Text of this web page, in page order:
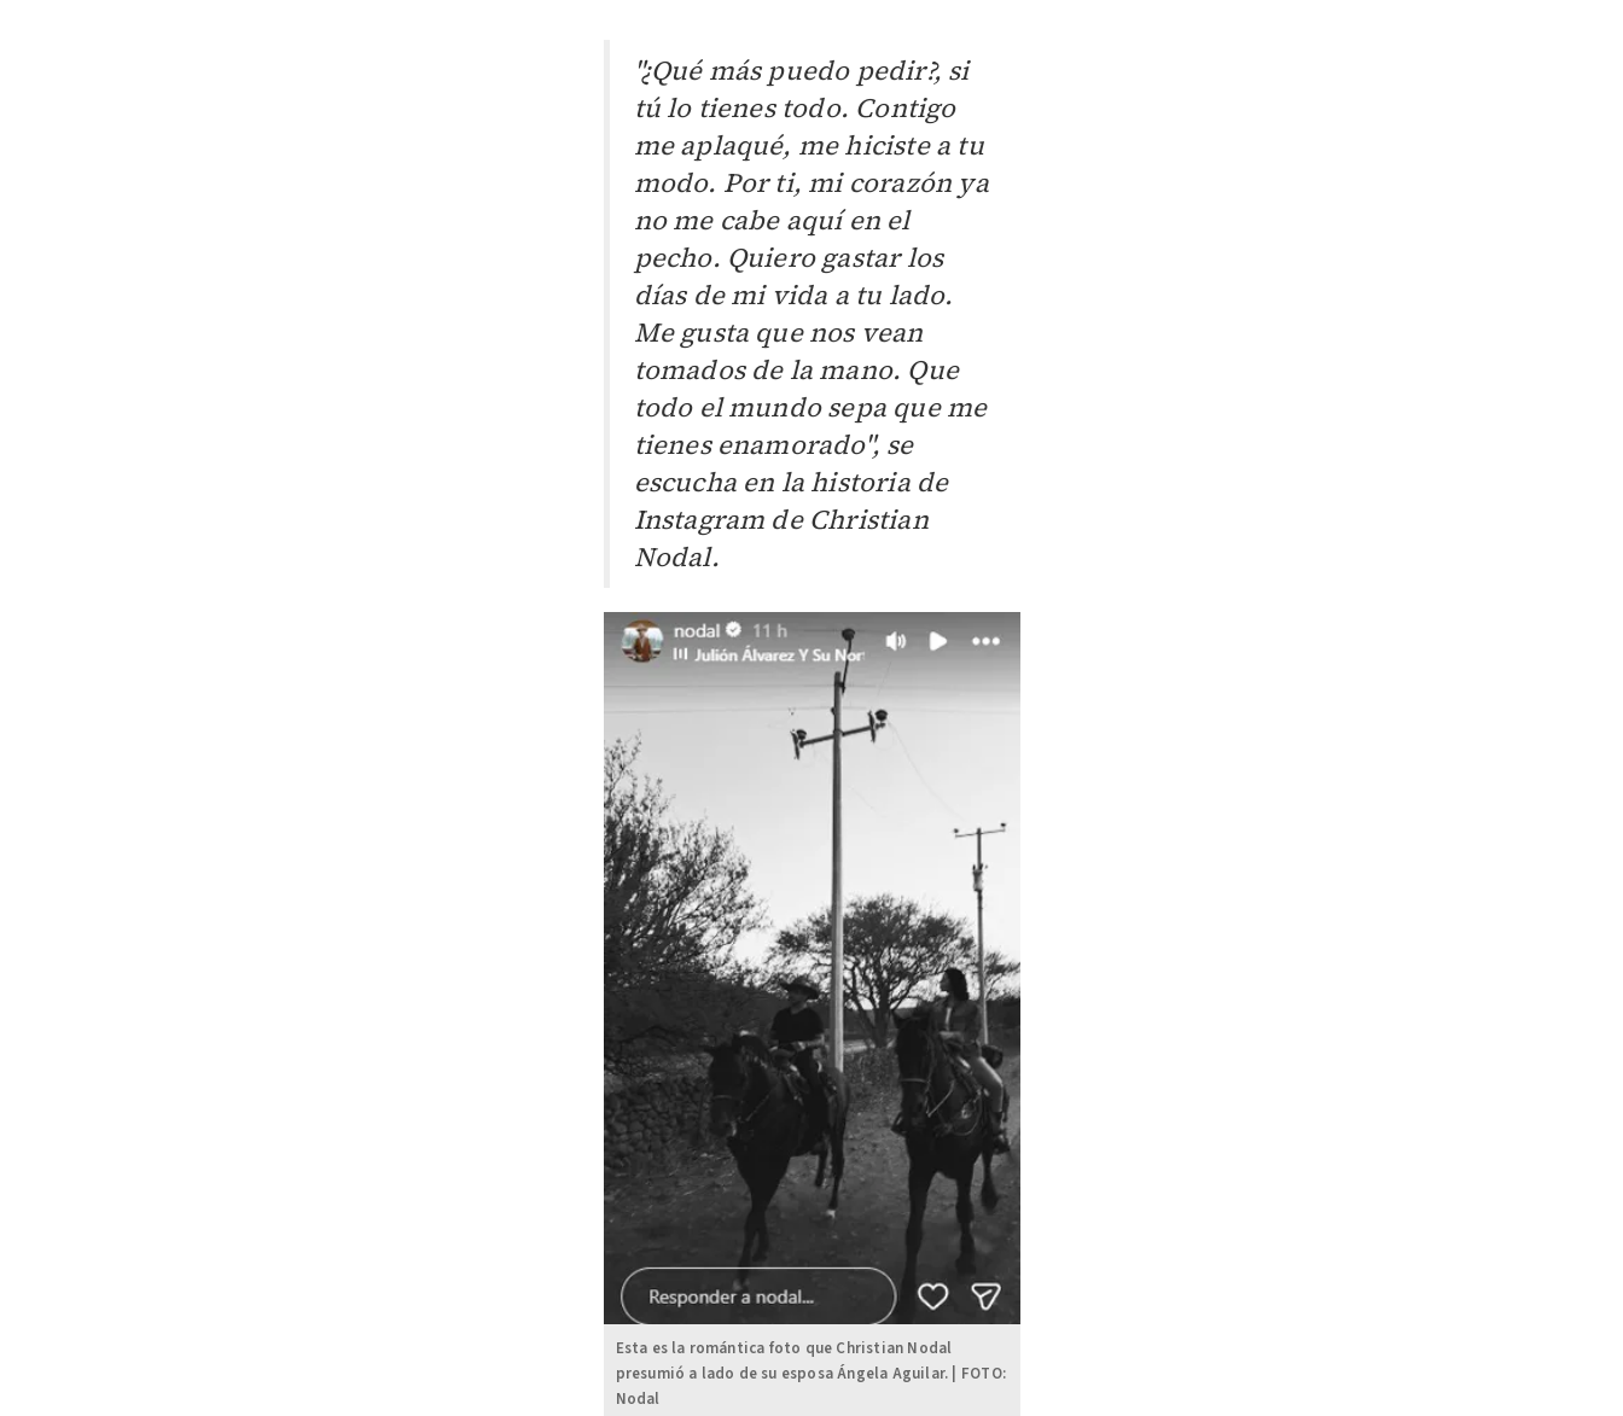
"¿Qué más puedo pedir?, si
tú lo tienes todo. Contigo
me aplaqué, me hiciste a tu
modo. Por ti, mi corazón ya
no me cabe aquí en el
pecho. Quiero gastar los
días de mi vida a tu lado.
Me gusta que nos vean
tomados de la mano. Que
todo el mundo sepa que me
tienes enamorado", se
escucha en la historia de
Instagram de Christian
Nodal.
Esta es la romántica foto que Christian Nodal
presumió a lado de su esposa Ángela Aguilar. | FOTO:
Nodal